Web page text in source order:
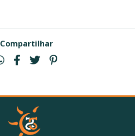
Compartilhar